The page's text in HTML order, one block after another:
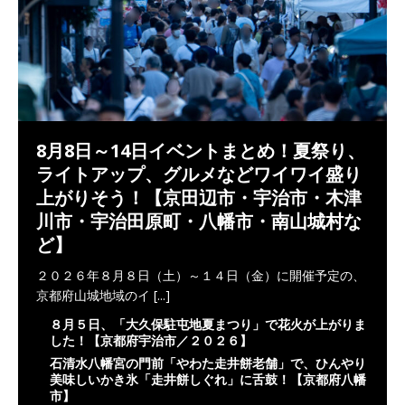
8月8日～14日イベントまとめ！夏祭り、
ライトアップ、グルメなどワイワイ盛り
上がりそう！【京田辺市・宇治市・木津
川市・宇治田原町・八幡市・南山城村な
ど】
２０２６年８月８日（土）～１４日（金）に開催予定の、
京都府山城地域のイ [...]
８月５日、「大久保駐屯地夏まつり」で花火が上がりま
した！【京都府宇治市／２０２６】
石清水八幡宮の門前「やわた走井餅老舗」で、ひんやり
美味しいかき氷「走井餅しぐれ」に舌鼓！【京都府八幡
市】